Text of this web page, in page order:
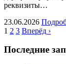
реквизиты…
23.06.2026
1 2 3 Вперёд ›
Последние